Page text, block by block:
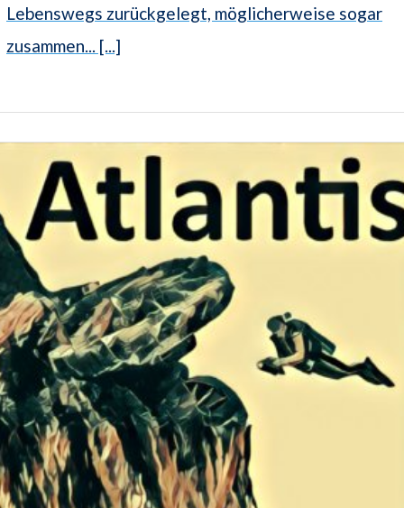
Lebenswegs zurückgelegt, möglicherweise sogar
zusammen... [...]